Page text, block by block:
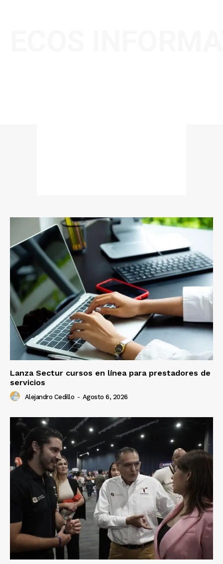
Lanza Sectur cursos en línea para prestadores de
servicios
Alejandro Cedillo - Agosto 6, 2026